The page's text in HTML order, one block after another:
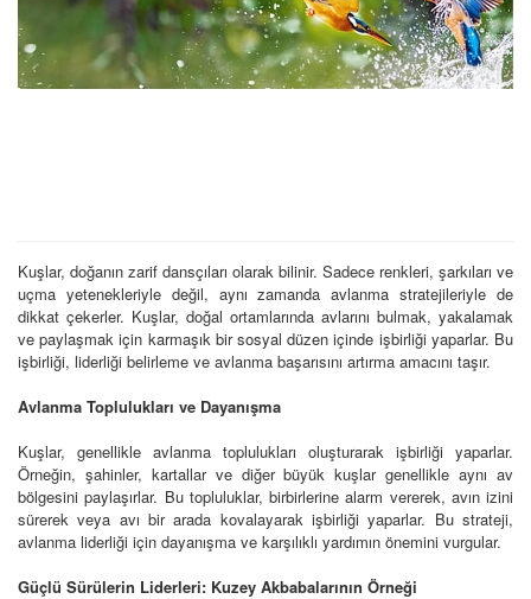
Kuşlar, doğanın zarif dansçıları olarak bilinir. Sadece renkleri, şarkıları ve
uçma yetenekleriyle değil, aynı zamanda avlanma stratejileriyle de
dikkat çekerler. Kuşlar, doğal ortamlarında avlarını bulmak, yakalamak
ve paylaşmak için karmaşık bir sosyal düzen içinde işbirliği yaparlar. Bu
işbirliği, liderliği belirleme ve avlanma başarısını artırma amacını taşır.
Avlanma Toplulukları ve Dayanışma
Kuşlar, genellikle avlanma toplulukları oluşturarak işbirliği yaparlar.
Örneğin, şahinler, kartallar ve diğer büyük kuşlar genellikle aynı av
bölgesini paylaşırlar. Bu topluluklar, birbirlerine alarm vererek, avın izini
sürerek veya avı bir arada kovalayarak işbirliği yaparlar. Bu strateji,
avlanma liderliği için dayanışma ve karşılıklı yardımın önemini vurgular.
Güçlü Sürülerin Liderleri: Kuzey Akbabalarının Örneği